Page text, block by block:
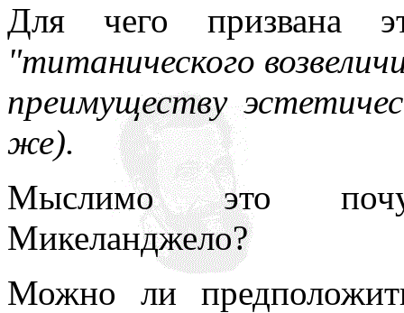
Для чего призвана
"титанического
преимуществу
же).
Мыслимо это
Микеланджело?
Можно ли